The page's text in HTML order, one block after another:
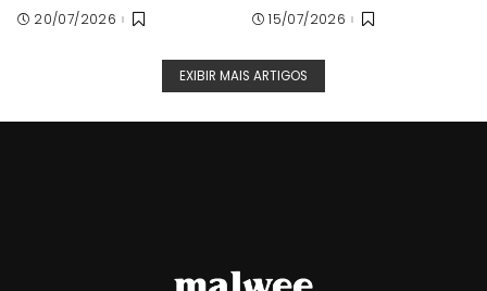
20/07/2026 15/07/2026
EXIBIR MAIS ARTIGOS